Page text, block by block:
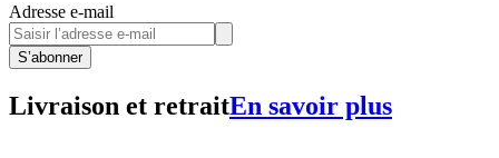
Adresse e-mail
S’abonner
Livraison et retraitEn savoir plus